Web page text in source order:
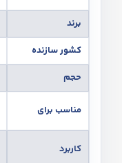
برند
کشور سازنده
حجم
مناسب برای
کاربرد